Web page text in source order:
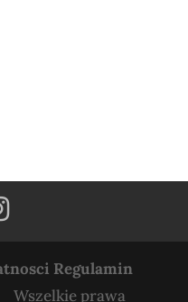
Regulamin
prawa